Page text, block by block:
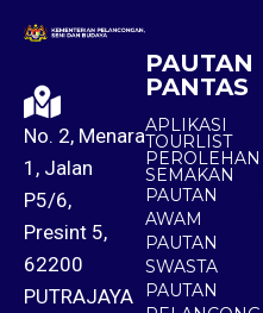
No. 2, Menara
1, Jalan
P5/6,
Presint 5,
62200
PUTRAJAYA
PAUTAN
PANTAS
APLIKASI
TOURLIST
PEROLEHAN
SEMAKAN
PAUTAN
AWAM
PAUTAN
SWASTA
PAUTAN